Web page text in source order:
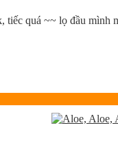
tiếc quá ~~ lọ đầu